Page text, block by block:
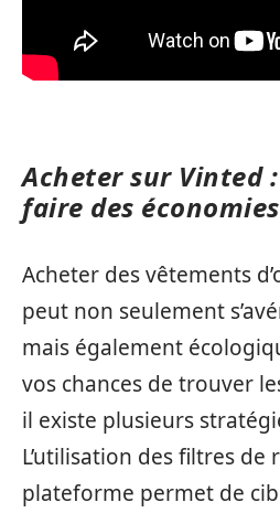
Acheter sur Vinted
faire des économies
Acheter des vêtements
peut non seulement
mais également
vos chances de trouver
il existe plusieurs
L’utilisation des filtres de
plateforme permet de